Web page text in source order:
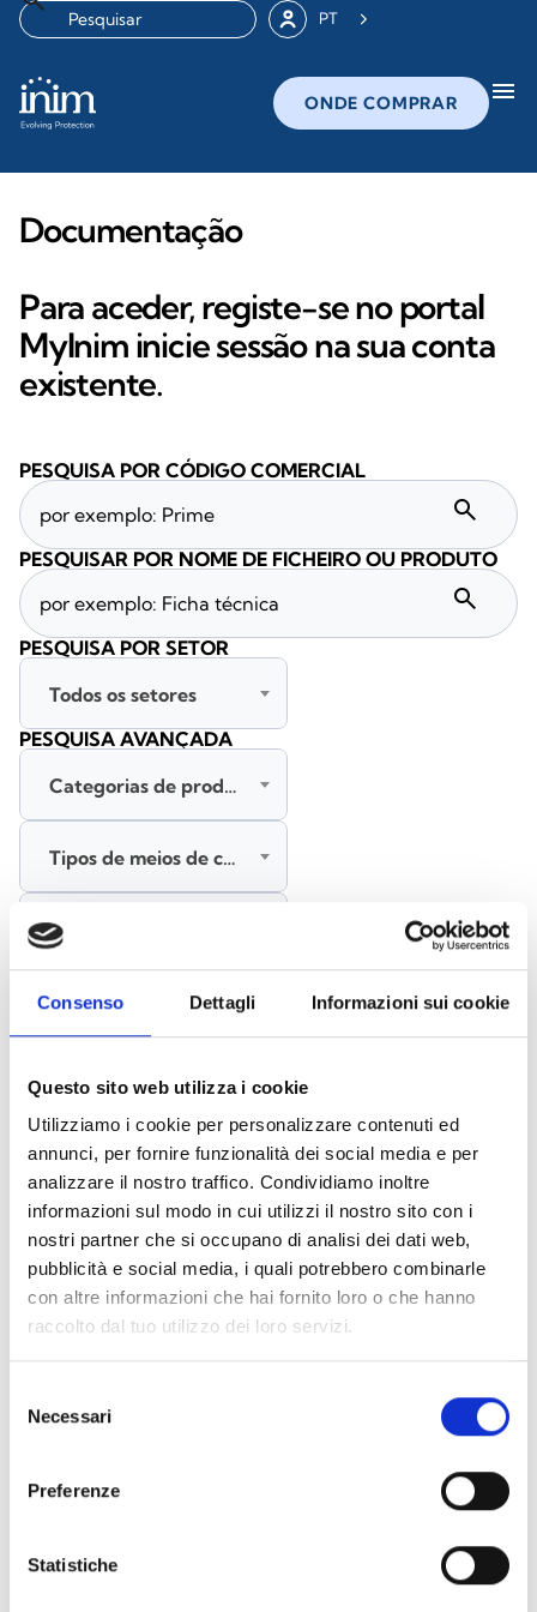
Consenso Dettagli Informazioni sui cookie
Questo sito web utilizza i cookie
Utilizziamo i cookie per personalizzare contenuti ed
annunci, per fornire funzionalità dei social media e per
analizzare il nostro traffico. Condividiamo inoltre
informazioni sul modo in cui utilizzi il nostro sito con i
nostri partner che si occupano di analisi dei dati web,
pubblicità e social media, i quali potrebbero combinarle
con altre informazioni che hai fornito loro o che hanno
raccolto dal tuo utilizzo dei loro servizi.
delNecessari
Preferenze
Statistiche
PT
ONDE COMPRAR menu
Documentação
Para aceder, registe-se no portal
MyInim inicie sessão na sua conta
existente.
Acessórios bases EB00 - Materiais(47)
Acessórios detetores Enea
Acessórios Senseware
Acessórios da Série Industrial
Documentos(6992)
Selecionar tudo
Inicie sessão antes de descarregar os conteúdos
através do íconelock
PESQUISA POR CÓDIGO COMERCIAL
search
PESQUISAR POR NOME DE FICHEIRO OU PRODUTO
search
PESQUISA POR SETOR
Todos os setores
PESQUISA AVANÇADA
Categorias de produtos
Tipos de meios de comunicação
Todas as línguas
LIMPAR FILTROS